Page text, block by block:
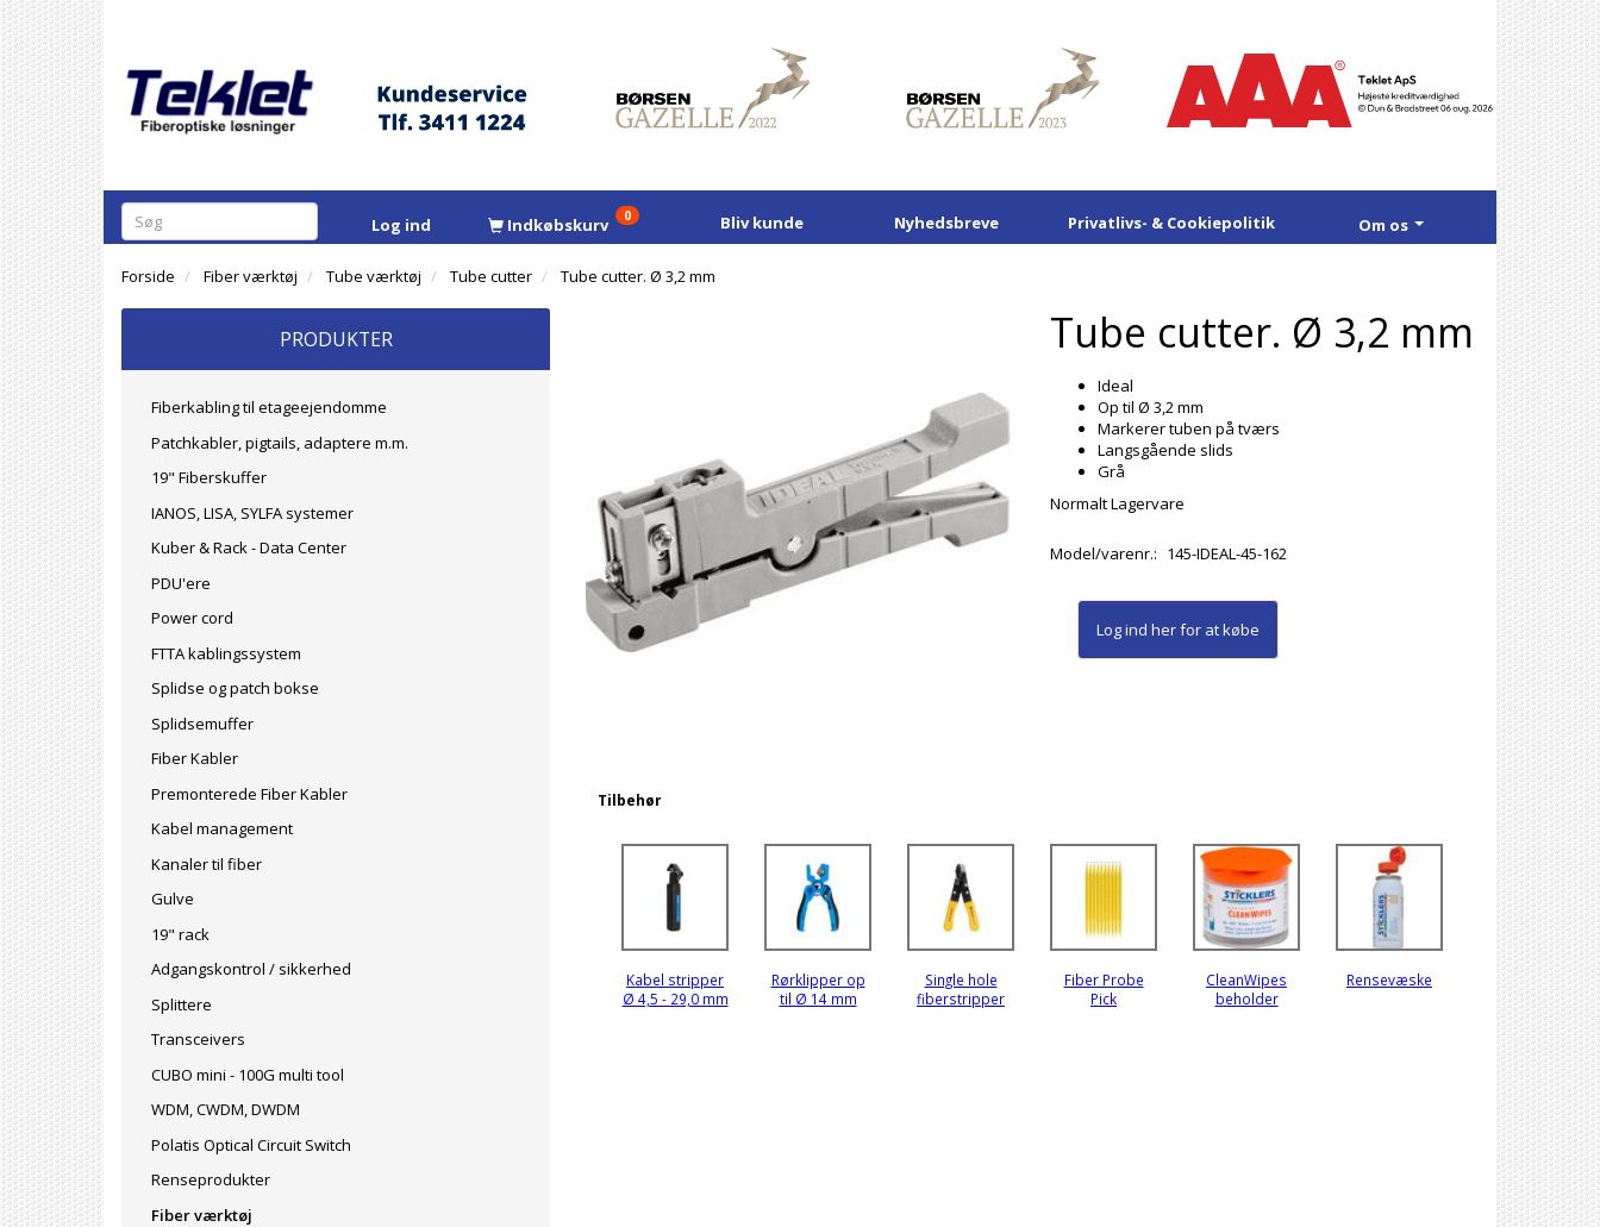
Log ind Indkøbskurv 0 Bliv kunde Nyhedsbreve Privatlivs- & Cookiepolitik Om os
Forside Fiber værktøj Tube værktøj Tube cutter Tube cutter. Ø 3,2 mm
PRODUKTER
Fiberkabling til etageejendomme
Patchkabler, pigtails, adaptere m.m.
19" Fiberskuffer
IANOS, LISA, SYLFA systemer
Kuber & Rack - Data Center
PDU'ere
Power cord
FTTA kablingssystem
Splidse og patch bokse
Splidsemuffer
Fiber Kabler
Premonterede Fiber Kabler
Kabel management
Kanaler til fiber
Gulve
19" rack
Adgangskontrol / sikkerhed
Splittere
Transceivers
CUBO mini - 100G multi tool
WDM, CWDM, DWDM
Polatis Optical Circuit Switch
Renseprodukter
Fiber værktøj
Tube cutter. Ø 3,2 mm
Ideal
Op til Ø 3,2 mm
Markerer tuben på tværs
Langsgående slids
Grå
Normalt Lagervare
Model/varenr.: 145-IDEAL-45-162
Log ind herfor at købe
Tilbehør
Kabel stripper
Ø 4,5 - 29,0 mm
Rørklipper op
til Ø 14 mm
Single hole
fiberstripper
Fiber Probe
Pick
CleanWipes
beholder
Rensevæske